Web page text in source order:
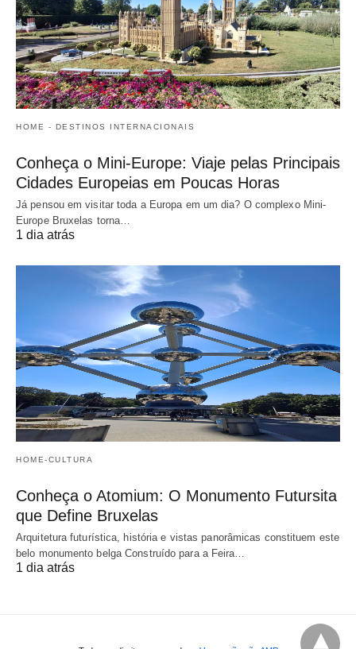
HOME - DESTINOS INTERNACIONAIS
Conheça o Mini-Europe: Viaje pelas Principais
Cidades Europeias em Poucas Horas
Já pensou em visitar toda a Europa em um dia? O complexo Mini-
Europe Bruxelas torna…
1 dia atrás
HOME-CULTURA
Conheça o Atomium: O Monumento Futursita
que Define Bruxelas
Arquitetura futurística, história e vistas panorâmicas constituem este
belo monumento belga Construído para a Feira…
1 dia atrás